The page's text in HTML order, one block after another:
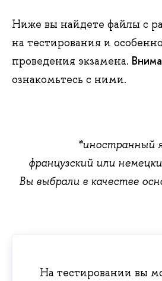
Ниже вы найдете файлы с
на тестирования и
проведения экзамена.
ознакомьтесь с ними.
*иностранный
французский или
Вы выбрали в качестве
На тестировании вы